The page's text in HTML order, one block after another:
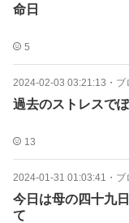
命日
5
2024-02-03 03:21:13 ・ ブ
過去のストレスで
13
2024-01-31 01:03:41 ・ ブ
今日は母の四十九
て